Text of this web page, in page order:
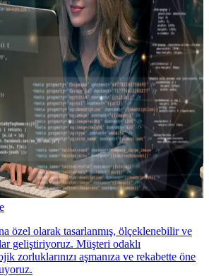
özel olarak tasarlanmış, ölçeklenebilir ve
geliştiriyoruz. Müşteri odaklı
zorluklarınızı aşmanıza ve rekabette öne